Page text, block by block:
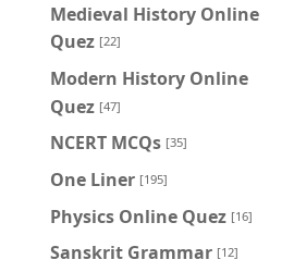
Medieval History Online
Quez [22]
Modern History Online
Quez [47]
NCERT MCQs [35]
One Liner [195]
Physics Online Quez [16]
Sanskrit Grammar [12]